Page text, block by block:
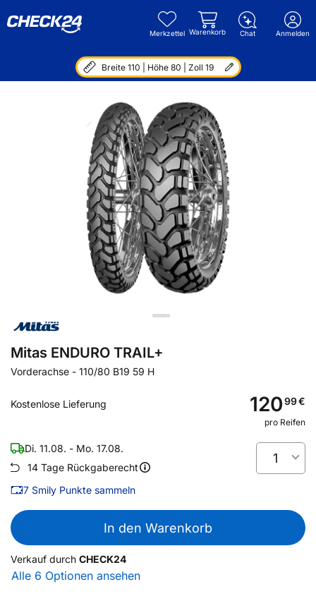
Merkzettel Warenkorb Chat Anmelden
Breite 110 | Höhe 80 | Zoll 19
Mitas ENDURO TRAIL+
Vorderachse - 110/80 B19 59 H
Kostenlose Lieferung 12099€
pro Reifen
Di. 11.08. - Mo. 17.08.
14 Tage Rückgaberecht
7 Smily Punkte sammeln
1
In den Warenkorb
Verkauf durch CHECK24
Alle 6 Optionen ansehen